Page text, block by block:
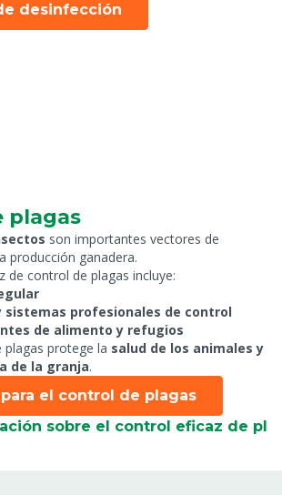
desinfección
plagas
son importantes vectores de
producción ganadera.
de control de plagas incluye:
sistemas profesionales de control
de alimento y refugios
protege la salud de los animales y
de la granja.
el control de plagas
sobre el control eficaz de